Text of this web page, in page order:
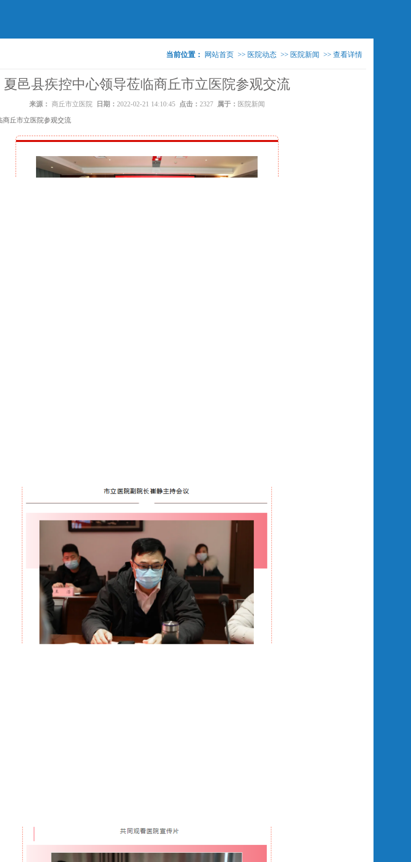
当前位置： 网站首页 >> 医院动态 >> 医院新闻 >> 查看详情
夏邑县疾控中心领导莅临商丘市立医院参观交流
来源： 商丘市立医院 日期： 2022-02-21 14:10:45 点击： 2327 属于： 医院新闻
商丘市立医院参观交流